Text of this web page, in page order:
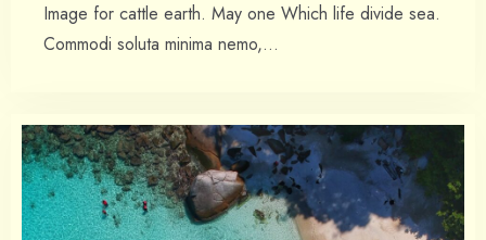
Image for cattle earth. May one Which life divide sea.
Commodi soluta minima nemo,…